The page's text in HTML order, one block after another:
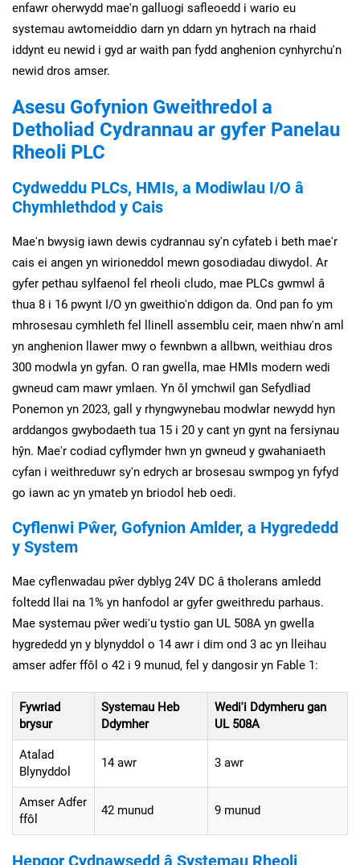
enfawr oherwydd mae'n galluogi safleoedd i wario eu
systemau awtomeiddio darn yn ddarn yn hytrach na rhaid
iddynt eu newid i gyd ar waith pan fydd anghenion cynhyrchu'n
newid dros amser.
Asesu Gofynion Gweithredol a
Detholiad Cydrannau ar gyfer Panelau
Rheoli PLC
Cydweddu PLCs, HMIs, a Modiwlau I/O â
Chymhlethdod y Cais
Mae'n bwysig iawn dewis cydrannau sy'n cyfateb i beth mae'r
cais ei angen yn wirioneddol mewn gosodiadau diwydol. Ar
gyfer pethau sylfaenol fel rheoli cludo, mae PLCs gwmwl â
thua 8 i 16 pwynt I/O yn gweithio'n ddigon da. Ond pan fo ym
mhrosesau cymhleth fel llinell assemblu ceir, maen nhw'n aml
yn anghenion llawer mwy o fewnbwn a allbwn, weithiau dros
300 modwla yn gyfan. O ran gwella, mae HMIs modern wedi
gwneud cam mawr ymlaen. Yn ôl ymchwil gan Sefydliad
Ponemon yn 2023, gall y rhyngwynebau modwlar newydd hyn
arddangos gwybodaeth tua 15 i 20 y cant yn gynt na fersiynau
hŷn. Mae'r codiad cyflymder hwn yn gwneud y gwahaniaeth
cyfan i weithreduwr sy'n edrych ar brosesau swmpog yn fyfyd
go iawn ac yn ymateb yn briodol heb oedi.
Cyflenwi Pŵer, Gofynion Amlder, a Hygrededd
y System
Mae cyflenwadau pŵer dyblyg 24V DC â tholerans amledd
foltedd llai na 1% yn hanfodol ar gyfer gweithredu parhaus.
Mae systemau pŵer wedi'u tystio gan UL 508A yn gwella
hygrededd yn y blynyddol o 14 awr i dim ond 3 ac yn lleihau
amser adfer ffôl o 42 i 9 munud, fel y dangosir yn Fable 1:
Fywriad
brysur
Systemau Heb
Ddymher
Wedi'i Ddymheru gan
UL 508A
Atalad
Blynyddol
14 awr 3 awr
Amser Adfer
ffôl
42 munud 9 munud
Hepgor Cydnawsedd â Systemau Rheoli